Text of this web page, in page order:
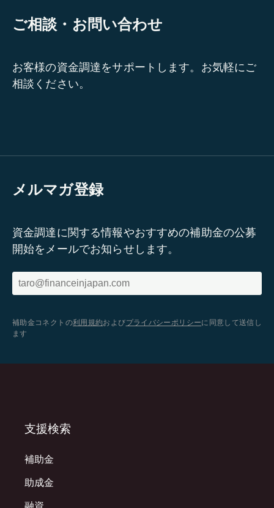
ご相談・お問い合わせ
お客様の資金調達をサポートします。お気軽にご
相談ください。
メルマガ登録
資金調達に関する情報やおすすめの補助金の公募
開始をメールでお知らせします。
補助金コネクトの利用規約およびプライバシーポリシーに同意して送信し
ます
支援検索
補助金
助成金